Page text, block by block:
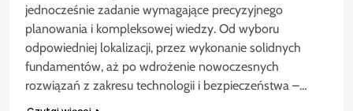
jednocześnie zadanie wymagające precyzyjnego
planowania i kompleksowej wiedzy. Od wyboru
odpowiedniej lokalizacji, przez wykonanie solidnych
fundamentów, aż po wdrożenie nowoczesnych
rozwiązań z zakresu technologii i bezpieczeństwa –…